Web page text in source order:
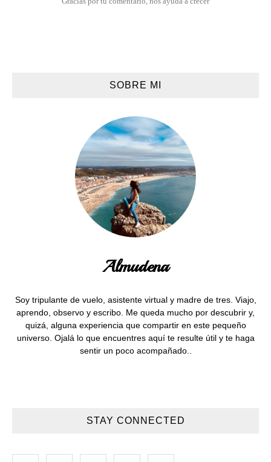
SOBRE MI
Almudena
Soy tripulante de vuelo, asistente virtual y madre de tres. Viajo,
aprendo, observo y escribo. Me queda mucho por descubrir y,
quizá, alguna experiencia que compartir en este pequeño
universo. Ojalá lo que encuentres aquí te resulte útil y te haga
sentir un poco acompañado..
STAY CONNECTED